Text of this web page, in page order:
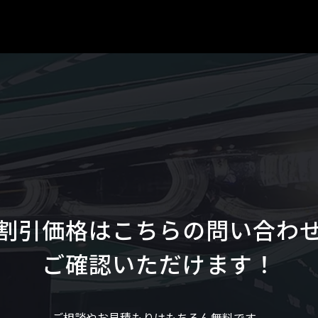
引価格はこちらの問い合わ
ご確認いただけます！